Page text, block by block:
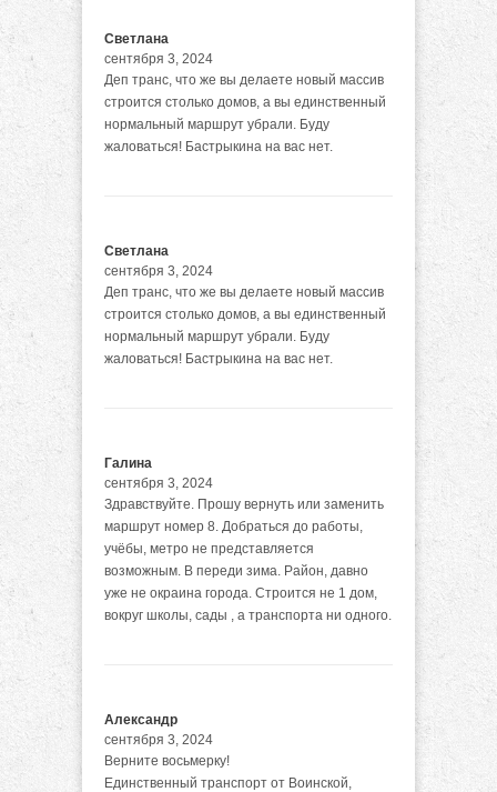
Светлана
сентября 3, 2024
Деп транс, что же вы делаете новый массив
строится столько домов, а вы единственный
нормальный маршрут убрали. Буду
жаловаться! Бастрыкина на вас нет.
Светлана
сентября 3, 2024
Деп транс, что же вы делаете новый массив
строится столько домов, а вы единственный
нормальный маршрут убрали. Буду
жаловаться! Бастрыкина на вас нет.
Галина
сентября 3, 2024
Здравствуйте. Прошу вернуть или заменить
маршрут номер 8. Добраться до работы,
учёбы, метро не представляется
возможным. В переди зима. Район, давно
уже не окраина города. Строится не 1 дом,
вокруг школы, сады , а транспорта ни одного.
Александр
сентября 3, 2024
Верните восьмерку!
Единственный транспорт от Воинской,